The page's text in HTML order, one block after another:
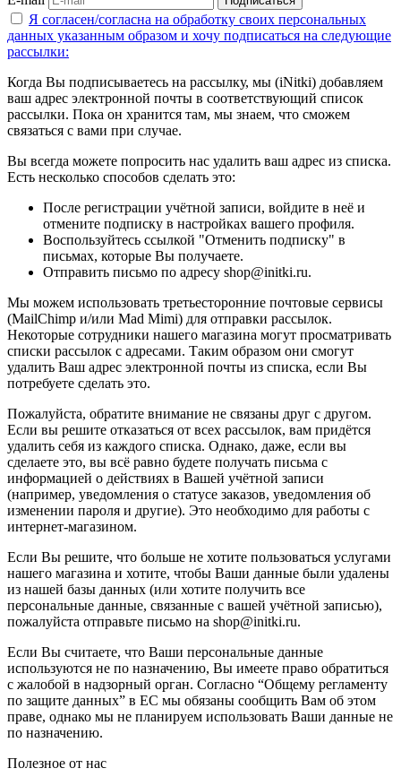
Я согласен/согласна на обработку своих персональных
данных указанным образом и хочу подписаться на следующие
рассылки:
Когда Вы подписываетесь на рассылку, мы (iNitki) добавляем
ваш адрес электронной почты в соответствующий список
рассылки. Пока он хранится там, мы знаем, что сможем
связаться с вами при случае.
Вы всегда можете попросить нас удалить ваш адрес из списка.
Есть несколько способов сделать это:
После регистрации учётной записи, войдите в неё и
отмените подписку в настройках вашего профиля.
Воспользуйтесь ссылкой "Отменить подписку" в
письмах, которые Вы получаете.
Отправить письмо по адресу shop@initki.ru.
Мы можем использовать третьесторонние почтовые сервисы
(MailChimp и/или Mad Mimi) для отправки рассылок.
Некоторые сотрудники нашего магазина могут просматривать
списки рассылок с адресами. Таким образом они смогут
удалить Ваш адрес электронной почты из списка, если Вы
потребуете сделать это.
Пожалуйста, обратите внимание не связаны друг с другом.
Если вы решите отказаться от всех рассылок, вам придётся
удалить себя из каждого списка. Однако, даже, если вы
сделаете это, вы всё равно будете получать письма с
информацией о действиях в Вашей учётной записи
(например, уведомления о статусе заказов, уведомления об
изменении пароля и другие). Это необходимо для работы с
интернет-магазином.
Если Вы решите, что больше не хотите пользоваться услугами
нашего магазина и хотите, чтобы Ваши данные были удалены
из нашей базы данных (или хотите получить все
персональные данные, связанные с вашей учётной записью),
пожалуйста отправьте письмо на shop@initki.ru.
Если Вы считаете, что Ваши персональные данные
используются не по назначению, Вы имеете право обратиться
с жалобой в надзорный орган. Согласно “Общему регламенту
по защите данных” в ЕС мы обязаны сообщить Вам об этом
праве, однако мы не планируем использовать Ваши данные не
по назначению.
Полезное от нас